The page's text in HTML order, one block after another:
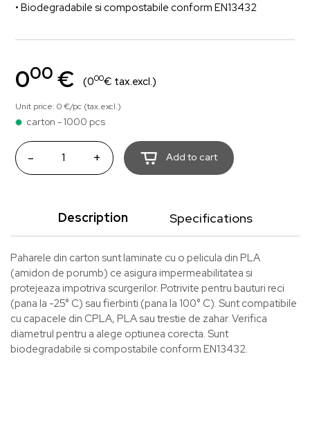
• Biodegradabile si compostabile conform EN13432
000 € (000€ tax.excl.)
Unit price: 0 €/pc (tax.excl.)
carton - 1000 pcs
- + Add to cart
Description Specifications
Paharele din carton sunt laminate cu o pelicula din PLA
(amidon de porumb) ce asigura impermeabilitatea si
protejeaza impotriva scurgerilor. Potrivite pentru bauturi reci
(pana la -25° C) sau fierbinti (pana la 100° C). Sunt compatibile
cu capacele din CPLA, PLA sau trestie de zahar. Verifica
diametrul pentru a alege optiunea corecta. Sunt
biodegradabile si compostabile conform EN13432.